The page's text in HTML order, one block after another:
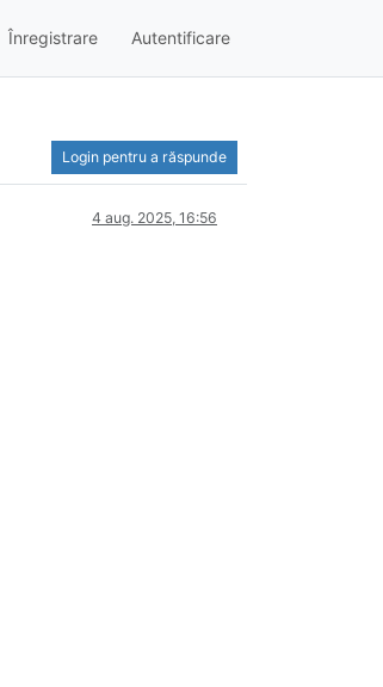
Înregistrare Autentificare
Login pentru a răspunde
4 aug. 2025, 16:56